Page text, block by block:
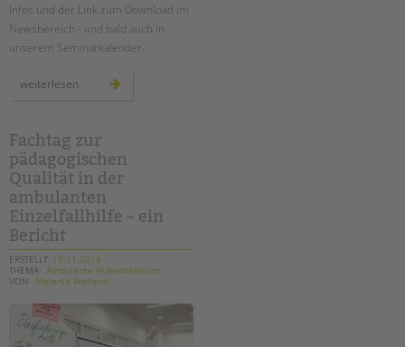
Infos und der Link zum Download im
Newsbereich - und bald auch in
unserem Seminarkalender.
weiterlesen
programm
erschienen
Fachtag zur
pädagogischen
Qualität in der
ambulanten
Einzelfallhilfe – ein
Bericht
ERSTELLT 19.11.2018
THEMA Ambulante HilfenInklusion
VON
Melanie Weiland